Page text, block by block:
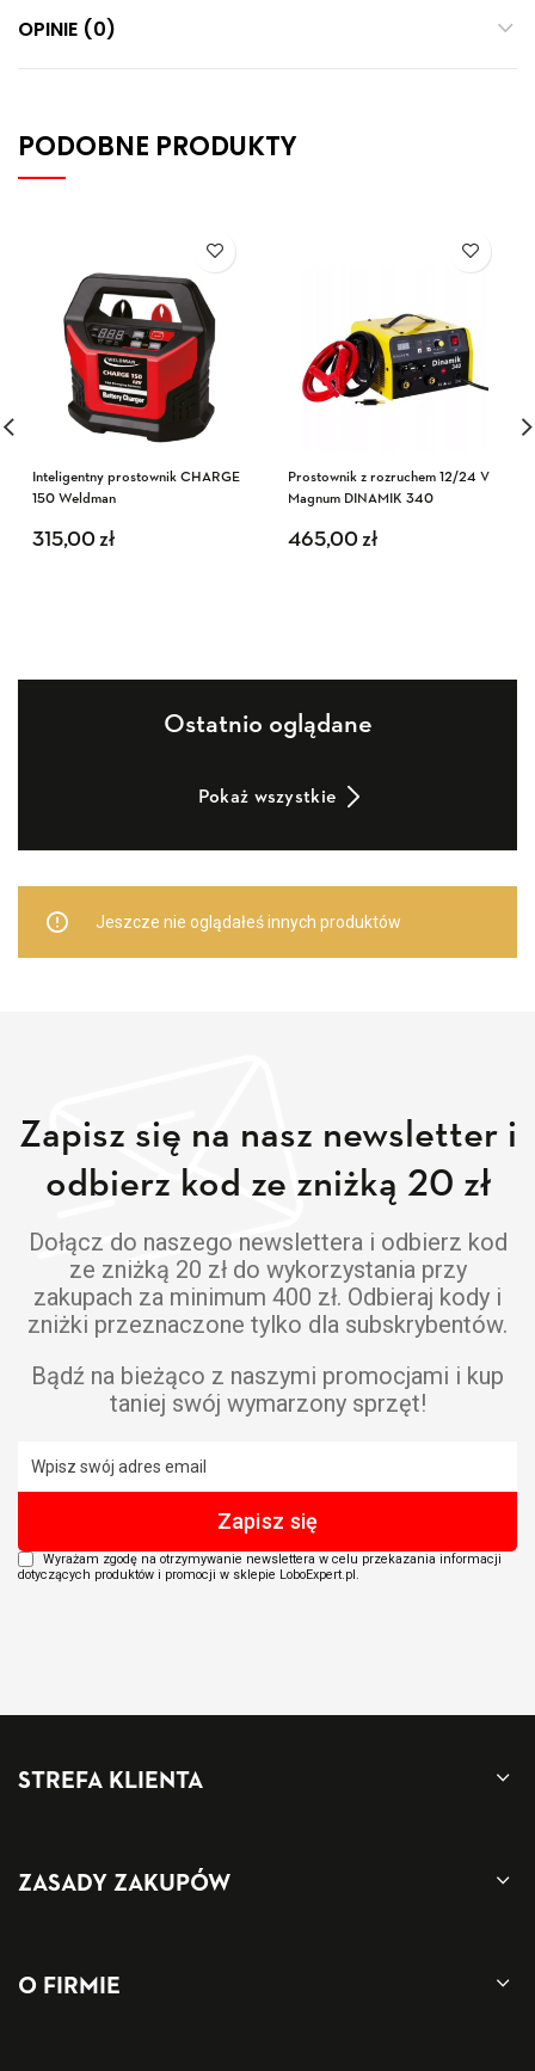
OPINIE (0)
PODOBNE PRODUKTY
Inteligentny prostownik CHARGE
150 Weldman
315,00zł
Prostownik z rozruchem 12/24 V
Magnum DINAMIK 340
465,00zł
Ostatnio oglądane
Pokaż wszystkie
Jeszcze nie oglądałeś innych produktów
Zapisz się na nasz newsletter i
odbierz kod ze zniżką 20 zł
Dołącz do naszego newslettera i odbierz kod
ze zniżką 20 zł do wykorzystania przy
zakupach za minimum 400 zł. Odbieraj kody i
zniżki przeznaczone tylko dla subskrybentów.
Bądź na bieżąco z naszymi promocjami i kup
taniej swój wymarzony sprzęt!
Wyrażam zgodę na otrzymywanie newslettera w celu przekazania informacji
dotyczących produktów i promocji w sklepie LoboExpert.pl.
STREFA KLIENTA
ZASADY ZAKUPÓW
O FIRMIE